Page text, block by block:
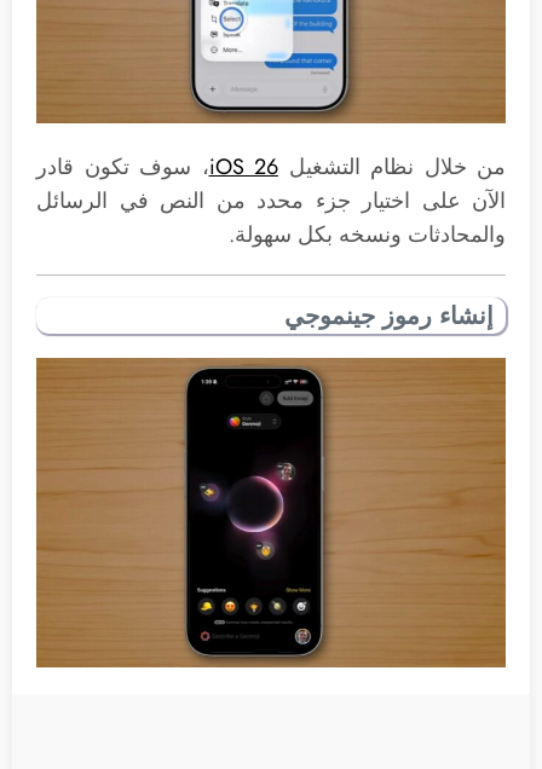
من خلال نظام التشغيل iOS 26، سوف تكون قادر
الآن على اختيار جزء محدد من النص في الرسائل
والمحادثات ونسخه بكل سهولة.
إنشاء رموز جينموجي